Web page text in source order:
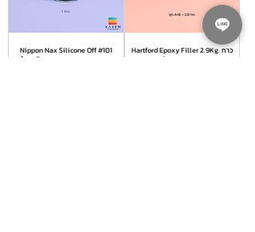
Nippon Nax Silicone Off #101
น้ำยาเช็ดคราบ นิปปอน แนกซ์ ซิลิ
Hartford Epoxy Filler 2.9Kg. กาว
ขุ่น - ชันฝรั่ง ฮาร์ทฟอร์ด ขนาดชุด